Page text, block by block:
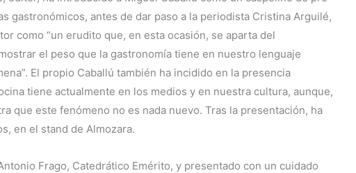
gastronómicos, antes de dar paso a la periodista Cristina Arguilé,
como “un erudito que, en esta ocasión, se aparta del
el peso que la gastronomía tiene en nuestro lenguaje
El propio Caballú también ha incidido en la presencia
tiene actualmente en los medios y en nuestra cultura, aunque,
que este fenómeno no es nada nuevo. Tras la presentación, ha
en el stand de Almozara.
Frago, Catedrático Emérito, y presentado con un cuidado